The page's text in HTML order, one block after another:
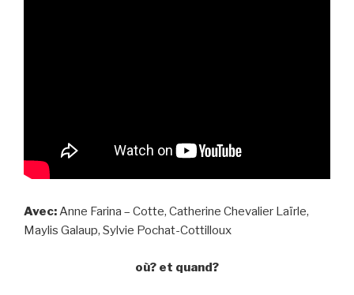
Avec:Anne Farina – Cotte, Catherine Chevalier Laïrle,
Maylis Galaup, Sylvie Pochat-Cottilloux
où? et quand?